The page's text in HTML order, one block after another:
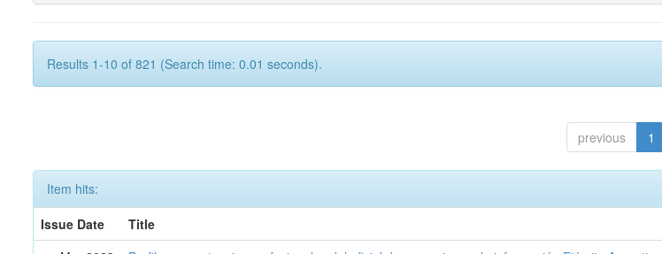
Results 1-10 of 821 (Search time: 0.01 seconds).
previous 1
Item hits:
Issue Date
Title